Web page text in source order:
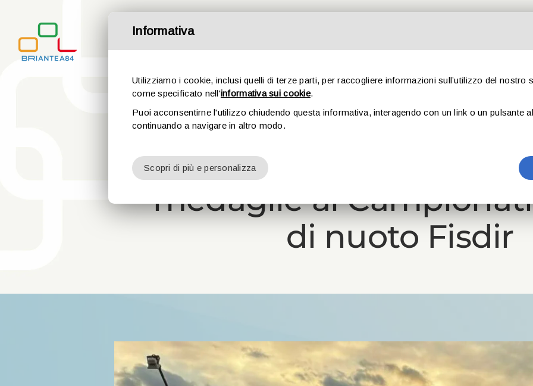
contenuto
25 Novembre, 2025
BLM, quanto sei
medaglie ai
di nuoto Fisdir
Informativa
Utilizziamo i cookie, inclusi quelli di terze parti, per raccogliere informazioni sull’utilizzo del nostro
come specificato nell'informativa sui cookie.
Puoi acconsentirne l'utilizzo chiudendo questa informativa, interagendo con un link o un pulsante
continuando a navigare in altro modo.
Scopri di più e personalizza